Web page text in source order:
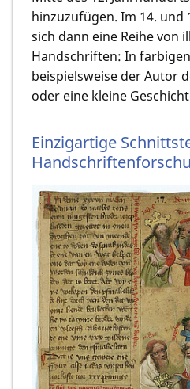
hinzuzufügen. Im 14. und
sich dann eine Reihe von
Handschriften: In
beispielsweise der Autor
oder eine kleine
Einzigartige